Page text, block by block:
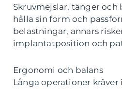
Skruvmejslar, tänger
hålla sin form och
belastningar, annars
implantatposition och
Ergonomi och balans
Långa operationer